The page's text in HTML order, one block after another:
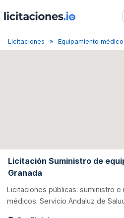
Licitaciones Equipamiento médico
Licitación Suministro de
Granada
Licitaciones públicas: suministro
médicos. Servicio Andaluz de